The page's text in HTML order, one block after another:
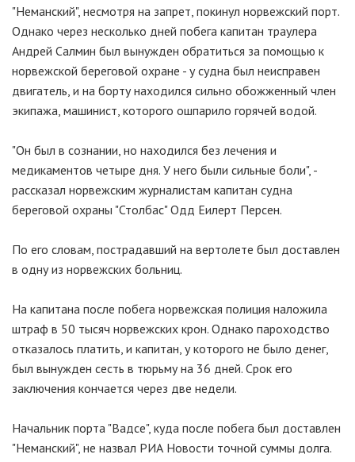
"Неманский", несмотря на запрет, покинул норвежский порт.
Однако через несколько дней побега капитан траулера
Андрей Салмин был вынужден обратиться за помощью к
норвежской береговой охране - у судна был неисправен
двигатель, и на борту находился сильно обожженный член
экипажа, машинист, которого ошпарило горячей водой.
"Он был в сознании, но находился без лечения и
медикаментов четыре дня. У него были сильные боли", -
рассказал норвежским журналистам капитан судна
береговой охраны "Столбас" Одд Еилерт Персен.
По его словам, пострадавший на вертолете был доставлен
в одну из норвежских больниц.
На капитана после побега норвежская полиция наложила
штраф в 50 тысяч норвежских крон. Однако пароходство
отказалось платить, и капитан, у которого не было денег,
был вынужден сесть в тюрьму на 36 дней. Срок его
заключения кончается через две недели.
Начальник порта "Вадсе", куда после побега был доставлен
"Неманский", не назвал РИА Новости точной суммы долга.